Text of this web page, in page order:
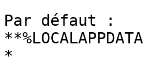
Par défaut :
*